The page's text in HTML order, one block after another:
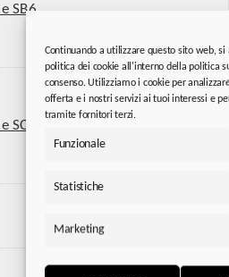
Continuando a utilizzare questo sito web,
politica dei cookie all'interno della politica
consenso. Utilizziamo i cookie per
offerta e i nostri servizi ai tuoi interessi e
tramite fornitori terzi.
Funzionale
Statistiche
Marketing
SB6
SI6